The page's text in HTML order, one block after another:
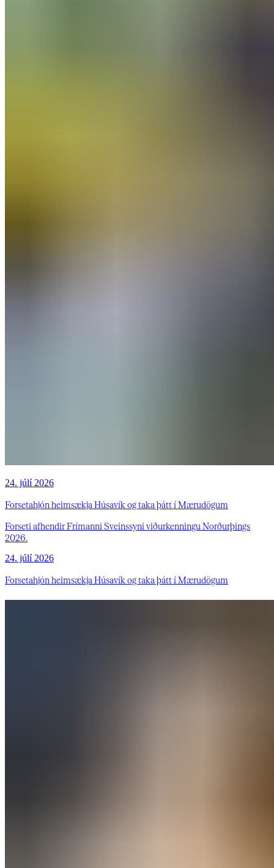
24. júlí 2026
Forsetahjón heimsækja Húsavík og taka þátt í Mærudögum
Forseti afhendir Frímanni Sveinssyni viðurkenningu Norðurþings
2026.
24. júlí 2026
Forsetahjón heimsækja Húsavík og taka þátt í Mærudögum